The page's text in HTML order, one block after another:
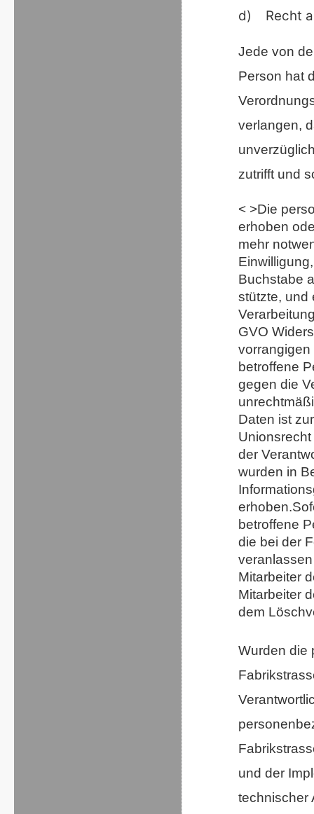
d) Recht
Jede von
Person hat
verlangen,
zutrifft und
< >Die
erhoben
mehr
Buchstabe
stützte, und
GVO
vorrangigen
betroffene
gegen die
Daten ist
der
wurden in
betroffene
die bei der
Mitarbeiter
Mitarbeiter
dem
Wurden die
und der
technischer